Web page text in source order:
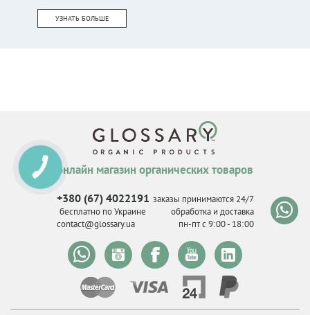
УЗНАТЬ БОЛЬШЕ
онлайн магазин органических товаров
+380 (67) 4022191
бесплатно по Украине
contact@glossary.ua
заказы принимаются 24/7
обработка и доставка
пн-пт с 9:00 - 18:00
КНОПКА
СВЯЗИ